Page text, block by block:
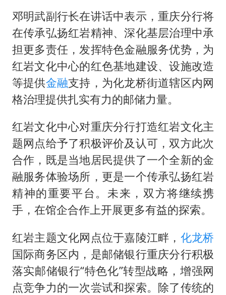
邓明武副行长在讲话中表示，重庆分行将
在传承弘扬红岩精神、深化基层治理中承
担更多责任，发挥特色金融服务优势，为
红岩文化中心的红色基地建设、设施改造
等提供金融支持，为化龙桥街道辖区内网
格治理提供扎实有力的邮储力量。
红岩文化中心对重庆分行打造红岩文化主
题网点给予了积极评价及认可，双方此次
合作，既是当地居民提供了一个全新的金
融服务体验场所，更是一个传承弘扬红岩
精神的重要平台。未来，双方将继续携
手，在馆企合作上开展更多有益的探索。
红岩主题文化网点位于嘉陵江畔， 化龙桥
国际商务区内，是邮储银行重庆分行积极
落实邮储银行“特色化”转型战略，增强网
点竞争力的一次尝试和探索。除了传统的